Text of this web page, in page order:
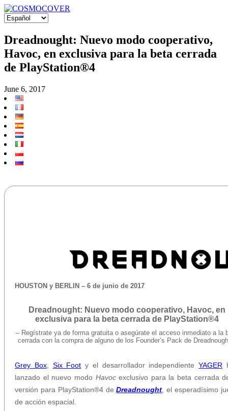
Dreadnought: Nuevo modo cooperativo,
Havoc, en exclusiva para la beta cerrada
de PlayStation®4
June 6, 2017
HOUSTON y BERLIN – 6 de junio de 2017
Dreadnought: Nuevo modo cooperativo, Havoc, en
exclusiva para la beta cerrada de PlayStation®4
– Regístrate ya de forma gratuita o asegúrate el acceso inmediato a la
cerrada con la compra de alguno de los Founder’s Pack de
Grey Box, Six Foot y el desarrollador independienteYAGER
lanzado el nuevo modo Havocexclusivo para la beta cerrada
versión para PlayStation®4 deDreadnought , el esperadísimo
de acción espacial.